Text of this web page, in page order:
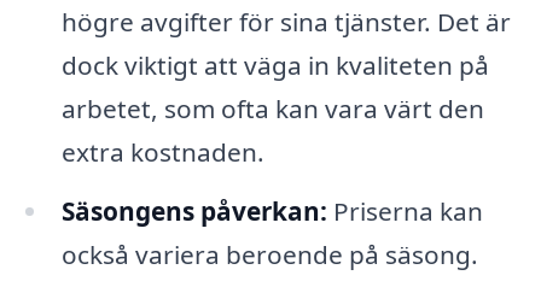
högre avgifter för sina tjänster. Det är
dock viktigt att väga in kvaliteten på
arbetet, som ofta kan vara värt den
extra kostnaden.
Säsongens påverkan: Priserna kan
också variera beroende på säsong.